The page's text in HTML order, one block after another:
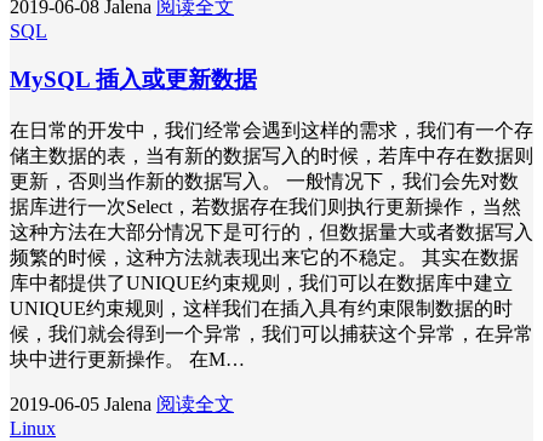
2019-06-08 Jalena 阅读全文
SQL
MySQL 插入或更新数据
在日常的开发中，我们经常会遇到这样的需求，我们有一个存
储主数据的表，当有新的数据写入的时候，若库中存在数据则
更新，否则当作新的数据写入。 一般情况下，我们会先对数
据库进行一次Select，若数据存在我们则执行更新操作，当然
这种方法在大部分情况下是可行的，但数据量大或者数据写入
频繁的时候，这种方法就表现出来它的不稳定。 其实在数据
库中都提供了UNIQUE约束规则，我们可以在数据库中建立
UNIQUE约束规则，这样我们在插入具有约束限制数据的时
候，我们就会得到一个异常，我们可以捕获这个异常，在异常
块中进行更新操作。 在M…
2019-06-05 Jalena 阅读全文
Linux